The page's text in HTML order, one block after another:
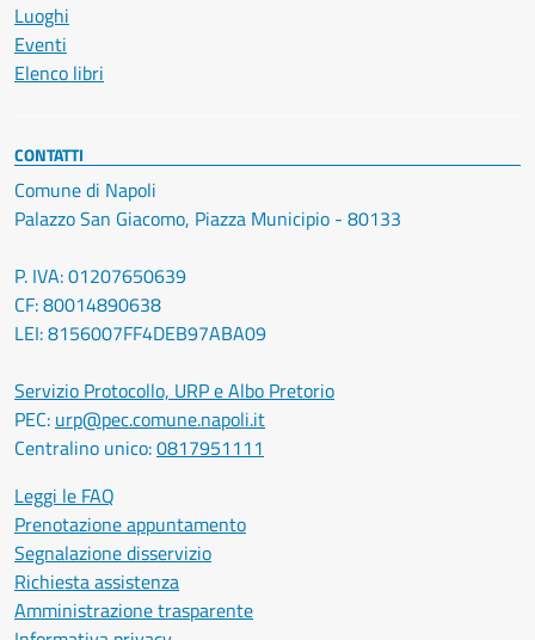
Luoghi
Eventi
Elenco libri
CONTATTI
Comune di Napoli
Palazzo San Giacomo, Piazza Municipio - 80133
P. IVA: 01207650639
CF: 80014890638
LEI: 8156007FF4DEB97ABA09
Servizio Protocollo, URP e Albo Pretorio
PEC: urp@pec.comune.napoli.it
Centralino unico:0817951111
Leggi le FAQ
Prenotazione appuntamento
Segnalazione disservizio
Richiesta assistenza
Amministrazione trasparente